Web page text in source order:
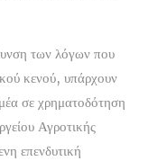
των λόγων που
κενού, υπάρχουν
σε χρηματοδότηση
Αγροτικής
επενδυτική